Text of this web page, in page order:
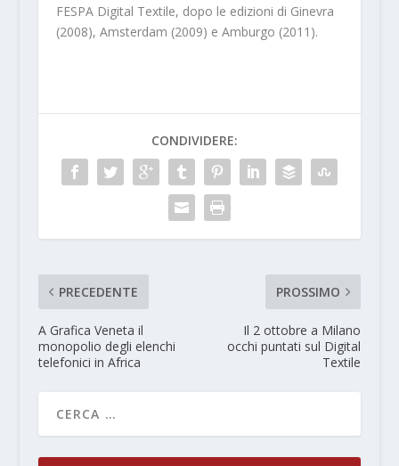
FESPA Digital Textile, dopo le edizioni di Ginevra
(2008), Amsterdam (2009) e Amburgo (2011).
CONDIVIDERE:
PRECEDENTE
A Grafica Veneta il
monopolio degli elenchi
telefonici in Africa
PROSSIMO
Il 2 ottobre a Milano
occhi puntati sul Digital
Textile